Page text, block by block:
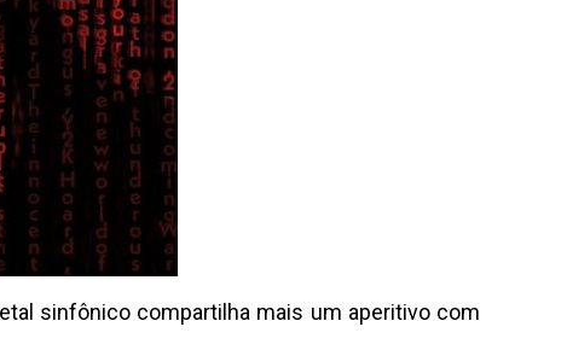
sinfônico compartilha mais um aperitivo com